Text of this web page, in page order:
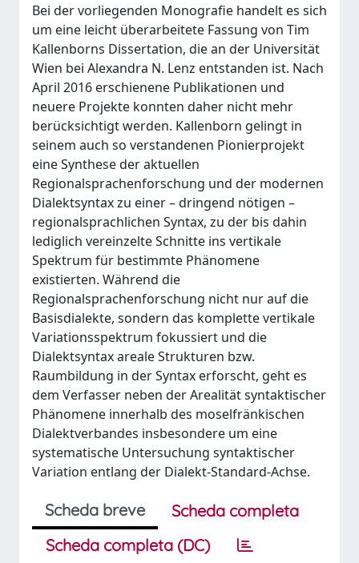
Bei der vorliegenden Monografie handelt es sich
um eine leicht überarbeitete Fassung von Tim
Kallenborns Dissertation, die an der Universität
Wien bei Alexandra N. Lenz entstanden ist. Nach
April 2016 erschienene Publikationen und
neuere Projekte konnten daher nicht mehr
berücksichtigt werden. Kallenborn gelingt in
seinem auch so verstandenen Pionierprojekt
eine Synthese der aktuellen
Regionalsprachenforschung und der modernen
Dialektsyntax zu einer – dringend nötigen –
regionalsprachlichen Syntax, zu der bis dahin
lediglich vereinzelte Schnitte ins vertikale
Spektrum für bestimmte Phänomene
existierten. Während die
Regionalsprachenforschung nicht nur auf die
Basisdialekte, sondern das komplette vertikale
Variationsspektrum fokussiert und die
Dialektsyntax areale Strukturen bzw.
Raumbildung in der Syntax erforscht, geht es
dem Verfasser neben der Arealität syntaktischer
Phänomene innerhalb des moselfränkischen
Dialektverbandes insbesondere um eine
systematische Untersuchung syntaktischer
Variation entlang der Dialekt-Standard-Achse.
Scheda breve
Scheda completa
Scheda completa (DC)